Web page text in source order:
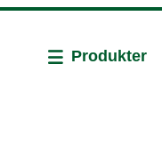
Produkter